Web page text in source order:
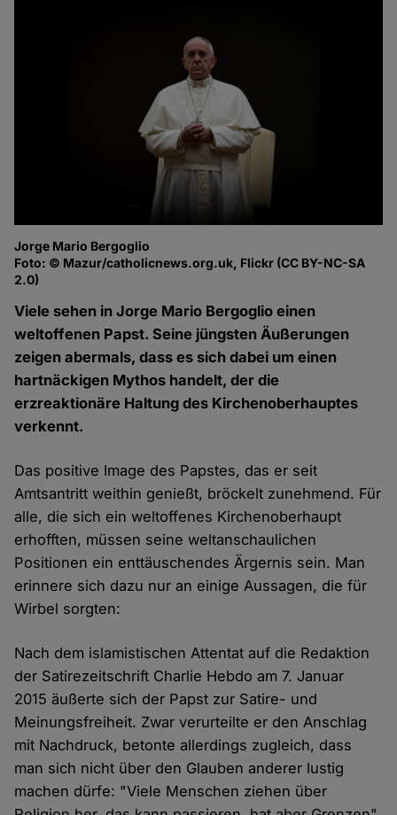
Jorge Mario Bergoglio
Foto: © Mazur/catholicnews.org.uk, Flickr (CC BY-NC-SA
2.0)
Viele sehen in Jorge Mario Bergoglio einen
weltoffenen Papst. Seine jüngsten Äußerungen
zeigen abermals, dass es sich dabei um einen
hartnäckigen Mythos handelt, der die
erzreaktionäre Haltung des Kirchenoberhauptes
verkennt.
Das positive Image des Papstes, das er seit
Amtsantritt weithin genießt, bröckelt zunehmend. Für
alle, die sich ein weltoffenes Kirchenoberhaupt
erhofften, müssen seine weltanschaulichen
Positionen ein enttäuschendes Ärgernis sein. Man
erinnere sich dazu nur an einige Aussagen, die für
Wirbel sorgten:
Nach dem islamistischen Attentat auf die Redaktion
der Satirezeitschrift Charlie Hebdo am 7. Januar
2015 äußerte sich der Papst zur Satire- und
Meinungsfreiheit. Zwar verurteilte er den Anschlag
mit Nachdruck, betonte allerdings zugleich, dass
man sich nicht über den Glauben anderer lustig
machen dürfe: "Viele Menschen ziehen über